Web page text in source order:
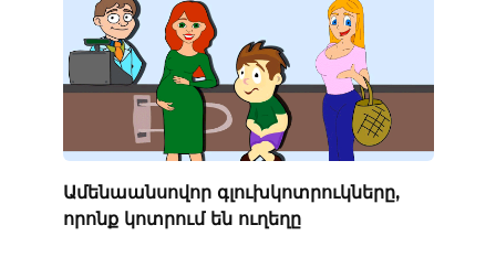
Ամենաանսովոր գլուխկոտրուկները,
որոնք կոտրում են ուղեղը